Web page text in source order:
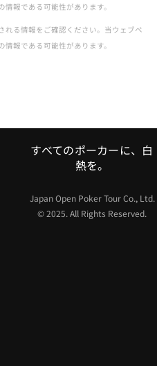
報である可能性があります。
れる情報をご確認ください。当ウェブペ
報である可能性があります。
すべてのポーカーに、白
熱を。
Japan Open Poker Tour Co., Ltd.
© 2025. All Rights Reserved.